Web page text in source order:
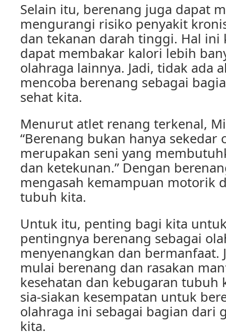
Selain itu, berenang juga dapat
mengurangi risiko penyakit
dan tekanan darah tinggi. Hal ini
dapat membakar kalori lebih
olahraga lainnya. Jadi, tidak ada
mencoba berenang sebagai
sehat kita.
Menurut atlet renang terkenal,
“Berenang bukan hanya sekedar
merupakan seni yang
dan ketekunan.” Dengan
mengasah kemampuan motorik
tubuh kita.
Untuk itu, penting bagi kita
pentingnya berenang sebagai
menyenangkan dan bermanfaat.
mulai berenang dan rasakan
kesehatan dan kebugaran tubuh
sia-siakan kesempatan untuk
olahraga ini sebagai bagian dari
kita.